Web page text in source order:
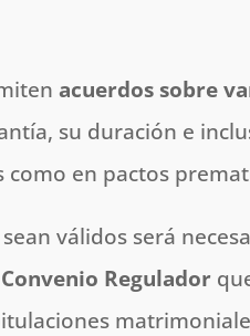
acuerdos sobre
su duración e
como en pactos
válidos será
Convenio Regulador